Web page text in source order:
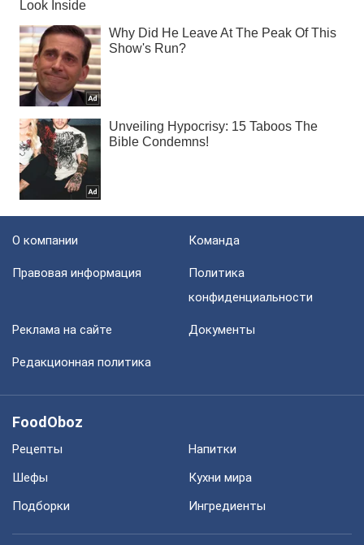
О компании Команда
Правовая информация
Политика
конфиденциальности
Реклама на сайте Документы
Редакционная политика
FoodOboz
Рецепты
Напитки
Шефы
Кухни мира
Подборки
Ингредиенты